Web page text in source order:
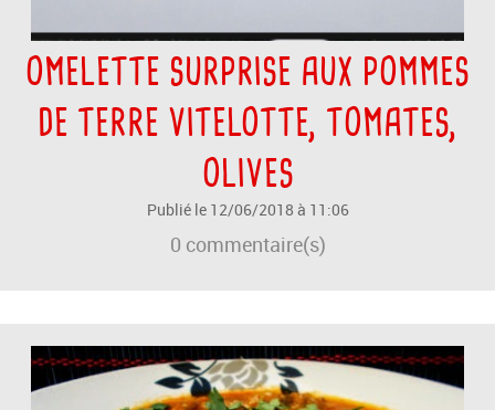
OMELETTE SURPRISE AUX POMMES
DE TERRE VITELOTTE, TOMATES,
OLIVES
Publié le 12/06/2018 à 11:06
0 commentaire(s)